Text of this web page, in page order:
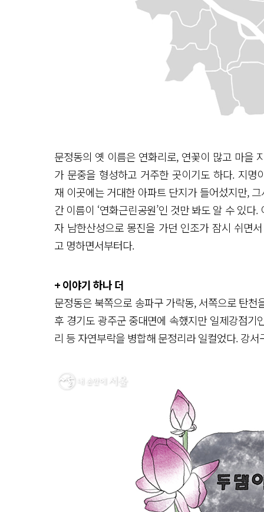
문정동의 옛 이름은 연화리로, 연꽃이 많고 마을
가 문중을 형성하고 거주한 곳이기도 하다. 지
재 이곳에는 거대한 아파트 단지가 들어섰지만,
간 이름이 ‘연화근린공원’인 것만 봐도 알 수 있
자 남한산성으로 몽진을 가던 인조가 잠시 쉬면
고 명하면서부터다.
+ 이야기 하나 더
문정동은 북쪽으로 송파구 가락동, 서쪽으로 탄
후 경기도 광주군 중대면에 속했지만 일제강점
리 등 자연부락을 병합해 문정리라 일컬었다. 강